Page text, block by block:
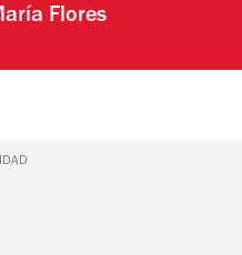
Flores